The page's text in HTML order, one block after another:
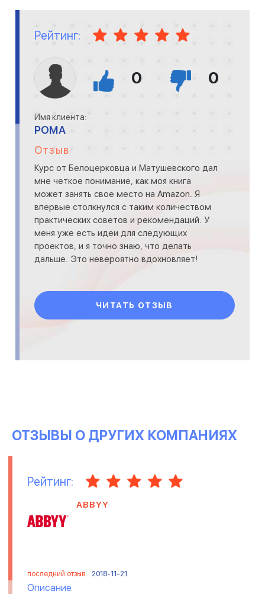
Рейтинг:
0 0
Имя клиента:
РОМА
Отзыв
Курс от Белоцерковца и Матушевского дал
мне четкое понимание, как моя книга
может занять свое место на Amazon. Я
впервые столкнулся с таким количеством
практических советов и рекомендаций. У
меня уже есть идеи для следующих
проектов, и я точно знаю, что делать
дальше. Это невероятно вдохновляет!
ЧИТАТЬ ОТЗЫВ
ОТЗЫВЫ О ДРУГИХ КОМПАНИЯХ
Рейтинг:
ABBYY
последний отзыв: 2018-11-21
Описание